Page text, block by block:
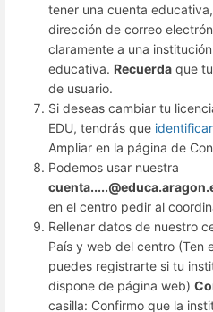
tener una cuenta
dirección de correo
claramente a una institución
educativa. Recuerda que
de usuario.
Si deseas cambiar tu
EDU, tendrás que
Ampliar en la página de
Podemos usar nuestra
en el centro pedir al
Rellenar datos de nuestro
País y web del centro (Ten
puedes registrarte si tu
dispone de página web)
casilla: Confirmo que la